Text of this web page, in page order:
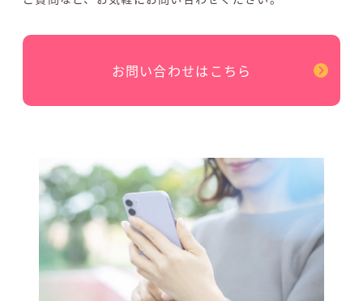
お問い合わせはこちら